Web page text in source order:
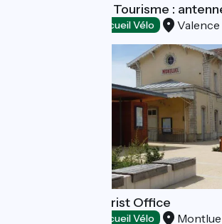
Valence Romans Tourisme :
Accueil Vélo Valence
Le Costellan Tourist Office
Accueil Vélo